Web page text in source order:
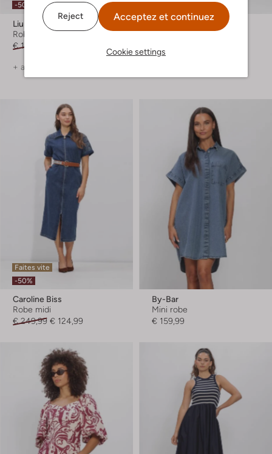
Reject Acceptez et continuez
Cookie settings
-50%
Liu Jo
Robe maxi
€ 189,99
+ autre couleurs
Antik Batik
Robe midi
Faites vite
-50%
Caroline Biss
Robe midi
€ 249,99 € 124,99
By-Bar
Mini robe
€ 159,99